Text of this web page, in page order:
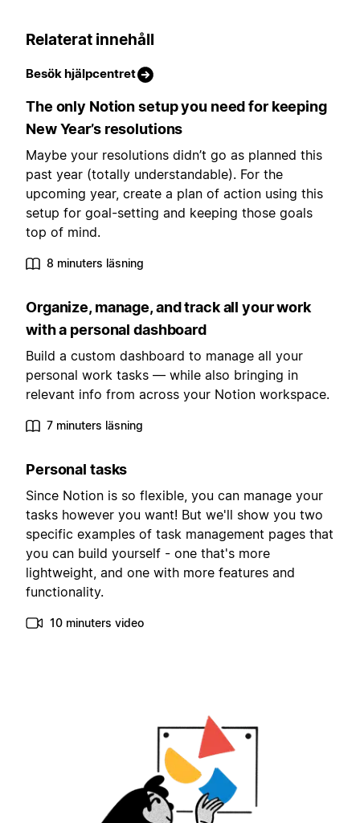
Relaterat innehåll
Besök hjälpcentret
The only Notion setup you need for keeping
New Year’s resolutions
Maybe your resolutions didn’t go as planned this
past year (totally understandable). For the
upcoming year, create a plan of action using this
setup for goal-setting and keeping those goals
top of mind.
8 minuters läsning
Organize, manage, and track all your work
with a personal dashboard
Build a custom dashboard to manage all your
personal work tasks — while also bringing in
relevant info from across your Notion workspace.
7 minuters läsning
Personal tasks
Since Notion is so flexible, you can manage your
tasks however you want! But we'll show you two
specific examples of task management pages that
you can build yourself - one that's more
lightweight, and one with more features and
functionality.
10 minuters video